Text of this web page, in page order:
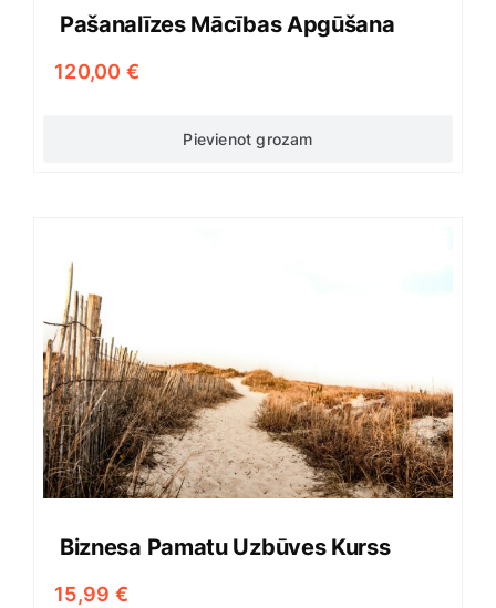
Pašanalīzes Mācības Apgūšana
120,00 €
Pievienot grozam
Biznesa Pamatu Uzbūves Kurss
15,99 €